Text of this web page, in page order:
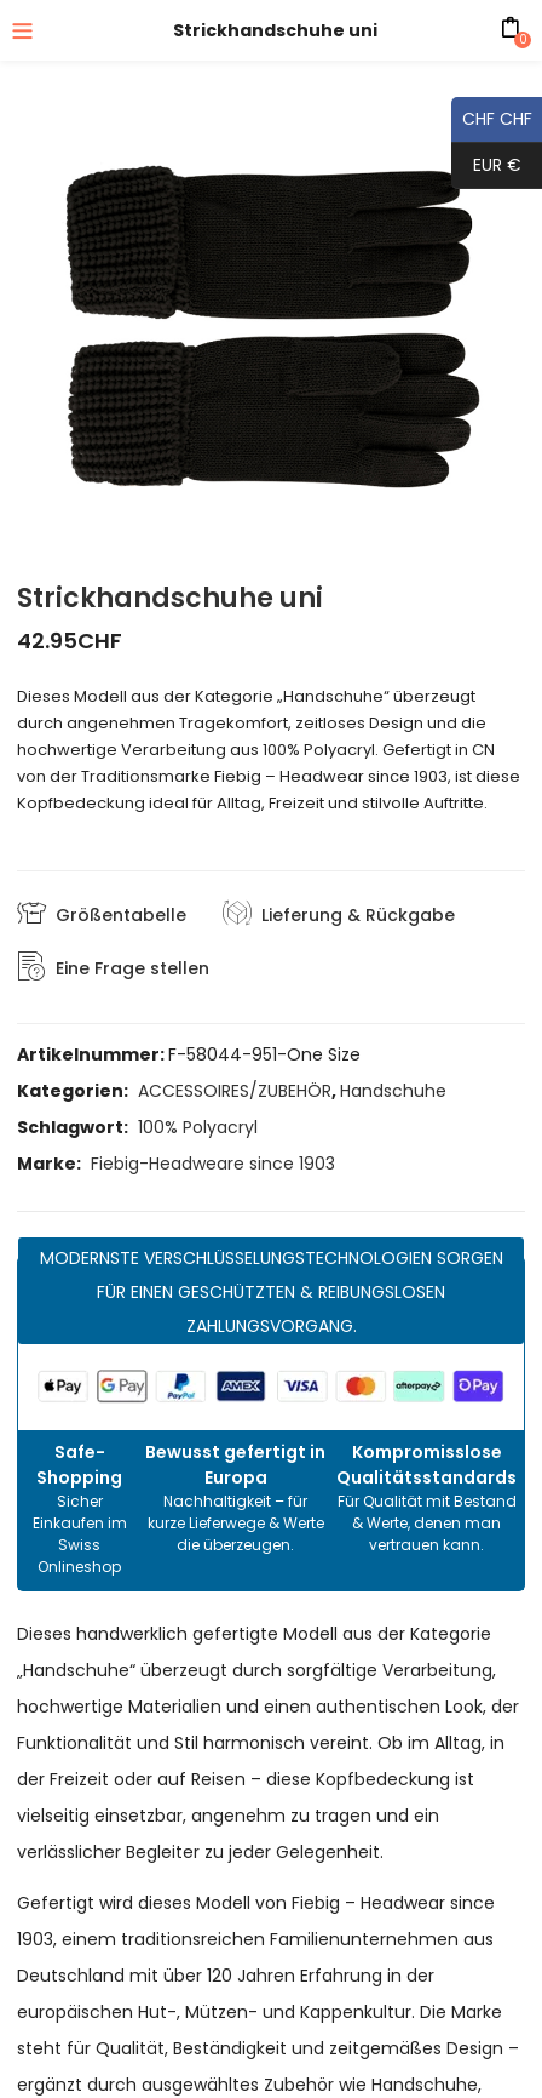
Strickhandschuhe uni 0
Strickhandschuhe uni
42.95CHF
Dieses Modell aus der Kategorie „Handschuhe“ überzeugt
durch angenehmen Tragekomfort, zeitloses Design und die
hochwertige Verarbeitung aus 100% Polyacryl. Gefertigt in CN
von der Traditionsmarke Fiebig – Headwear since 1903, ist diese
Kopfbedeckung ideal für Alltag, Freizeit und stilvolle Auftritte.
Größentabelle Lieferung & Rückgabe
Eine Frage stellen
Artikelnummer:F-58044-951-One Size
Kategorien: ACCESSOIRES/ZUBEHÖR,Handschuhe
Schlagwort: 100% Polyacryl
Marke: Fiebig-Headweare since 1903
MODERNSTE VERSCHLÜSSELUNGSTECHNOLOGIEN SORGEN
FÜR EINEN GESCHÜTZTEN & REIBUNGSLOSEN
ZAHLUNGSVORGANG.
Safe-
Shopping
Sicher
Einkaufen im
Swiss
Onlineshop
Bewusst gefertigt in
Europa
Nachhaltigkeit – für
kurze Lieferwege & Werte
die überzeugen.
Kompromisslose
Qualitätsstandards
Für Qualität mit Bestand
& Werte, denen man
vertrauen kann.
Dieses handwerklich gefertigte Modell aus der Kategorie
„Handschuhe“ überzeugt durch sorgfältige Verarbeitung,
hochwertige Materialien und einen authentischen Look, der
Funktionalität und Stil harmonisch vereint. Ob im Alltag, in
der Freizeit oder auf Reisen – diese Kopfbedeckung ist
vielseitig einsetzbar, angenehm zu tragen und ein
verlässlicher Begleiter zu jeder Gelegenheit.
Gefertigt wird dieses Modell von Fiebig – Headwear since
1903, einem traditionsreichen Familienunternehmen aus
Deutschland mit über 120 Jahren Erfahrung in der
europäischen Hut-, Mützen- und Kappenkultur. Die Marke
steht für Qualität, Beständigkeit und zeitgemäßes Design –
ergänzt durch ausgewähltes Zubehör wie Handschuhe,
CHF CHF
EUR €